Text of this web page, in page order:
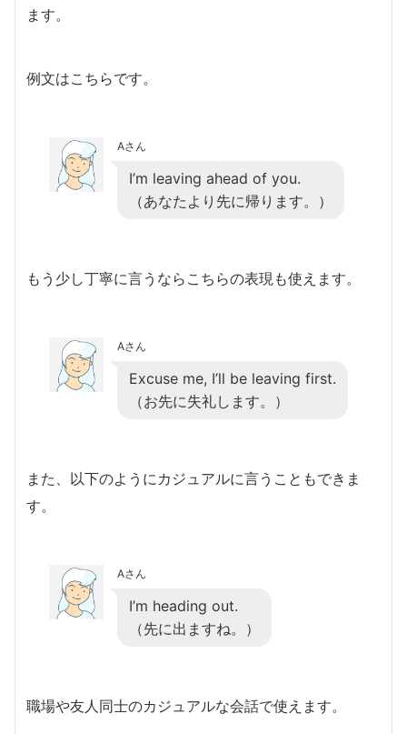
ます。
例文はこちらです。
Aさん
I’m leaving ahead of you.
（あなたより先に帰ります。）
もう少し丁寧に言うならこちらの表現も使えます。
Aさん
Excuse me, I’ll be leaving first.
（お先に失礼します。）
また、以下のようにカジュアルに言うこともできま
す。
Aさん
I’m heading out.
（先に出ますね。）
職場や友人同士のカジュアルな会話で使えます。